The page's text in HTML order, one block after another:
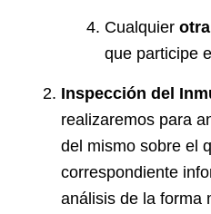
Cualquier
que participe
Inspección del
realizaremos para
del mismo sobre el
correspondiente
análisis de la forma